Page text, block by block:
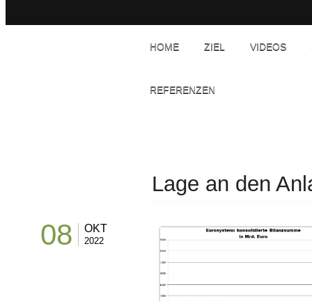
HOME ZIEL VIDEOS
REFERENZEN
Lage an den
08 OKT
2022